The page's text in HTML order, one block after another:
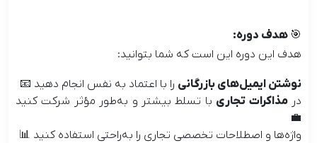
🎯 هدف دوره:
هدف این دوره این است که شما بتوانید:
نوشتن ایمیل‌های بازرگانی را با اعتماد به نفس انجام دهید 📧
درمذاکرات تجاری با تسلط بیشتر و به‌طور مؤثر شرکت کنید
💼
واژه‌ها و اصطلاحات تخصصی تجاری را به‌راحتی استفاده کنید 📊